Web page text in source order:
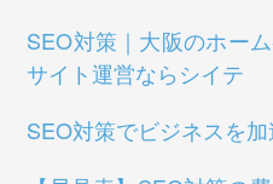
SEO対策｜大阪のホー
サイト運営ならシイテ
SEO対策でビジネスを